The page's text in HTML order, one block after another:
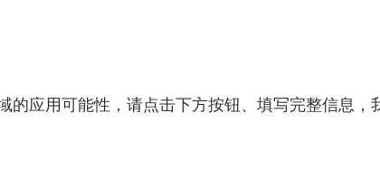
的应用可能性，请点击下方按钮、填写完整信息